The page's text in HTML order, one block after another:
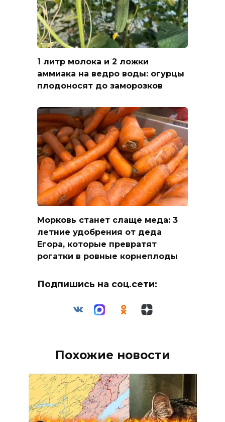
1 литр молока и 2 ложки
аммиака на ведро воды: огурцы
плодоносят до заморозков
Морковь станет слаще меда: 3
летние удобрения от деда
Егора, которые превратят
рогатки в ровные корнеплоды
Подпишись на соц.сети:
Похожие новости